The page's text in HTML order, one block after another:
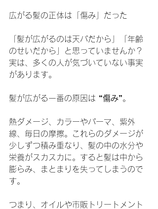
広がる髪の正体は「傷み」だった
「髪が広がるのは天パだから」「年齢
のせいだから」と思っていませんか？
実は、多くの人が気づいていない事実
があります。
髪が広がる一番の原因は “傷み”。
熱ダメージ、カラーやパーマ、紫外
線、毎日の摩擦。これらのダメージが
少しずつ積み重なり、髪の中の水分や
栄養がスカスカに。すると髪は中から
膨らみ、まとまりを失ってしまうので
す。
つまり、オイルや市販トリートメント